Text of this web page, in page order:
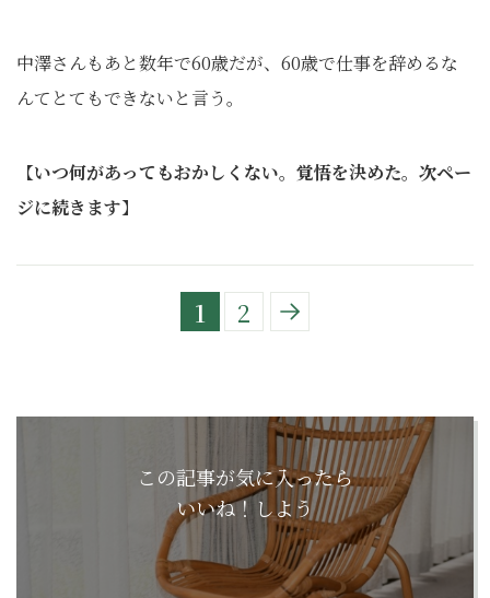
中澤さんもあと数年で60歳だが、60歳で仕事を辞めるな
んてとてもできないと言う。
【いつ何があってもおかしくない。覚悟を決めた。次ペー
ジに続きます】
1 2
この記事が気に入ったら
いいね！しよう